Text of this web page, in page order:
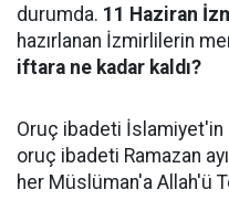
durumda. 11 Haziran
hazırlanan İzmirlilerin
iftara ne kadar kaldı?
Oruç ibadeti İslamiyet'in
oruç ibadeti Ramazan
her Müslüman'a Allah'ü